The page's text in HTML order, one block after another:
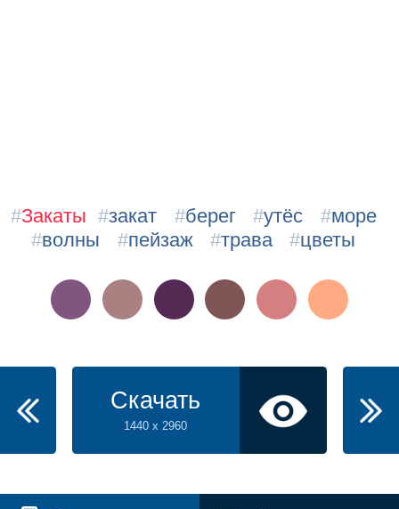
#Закаты #закат #берег #утёс #море
#волны #пейзаж #трава #цветы
Скачать
1440 x 2960